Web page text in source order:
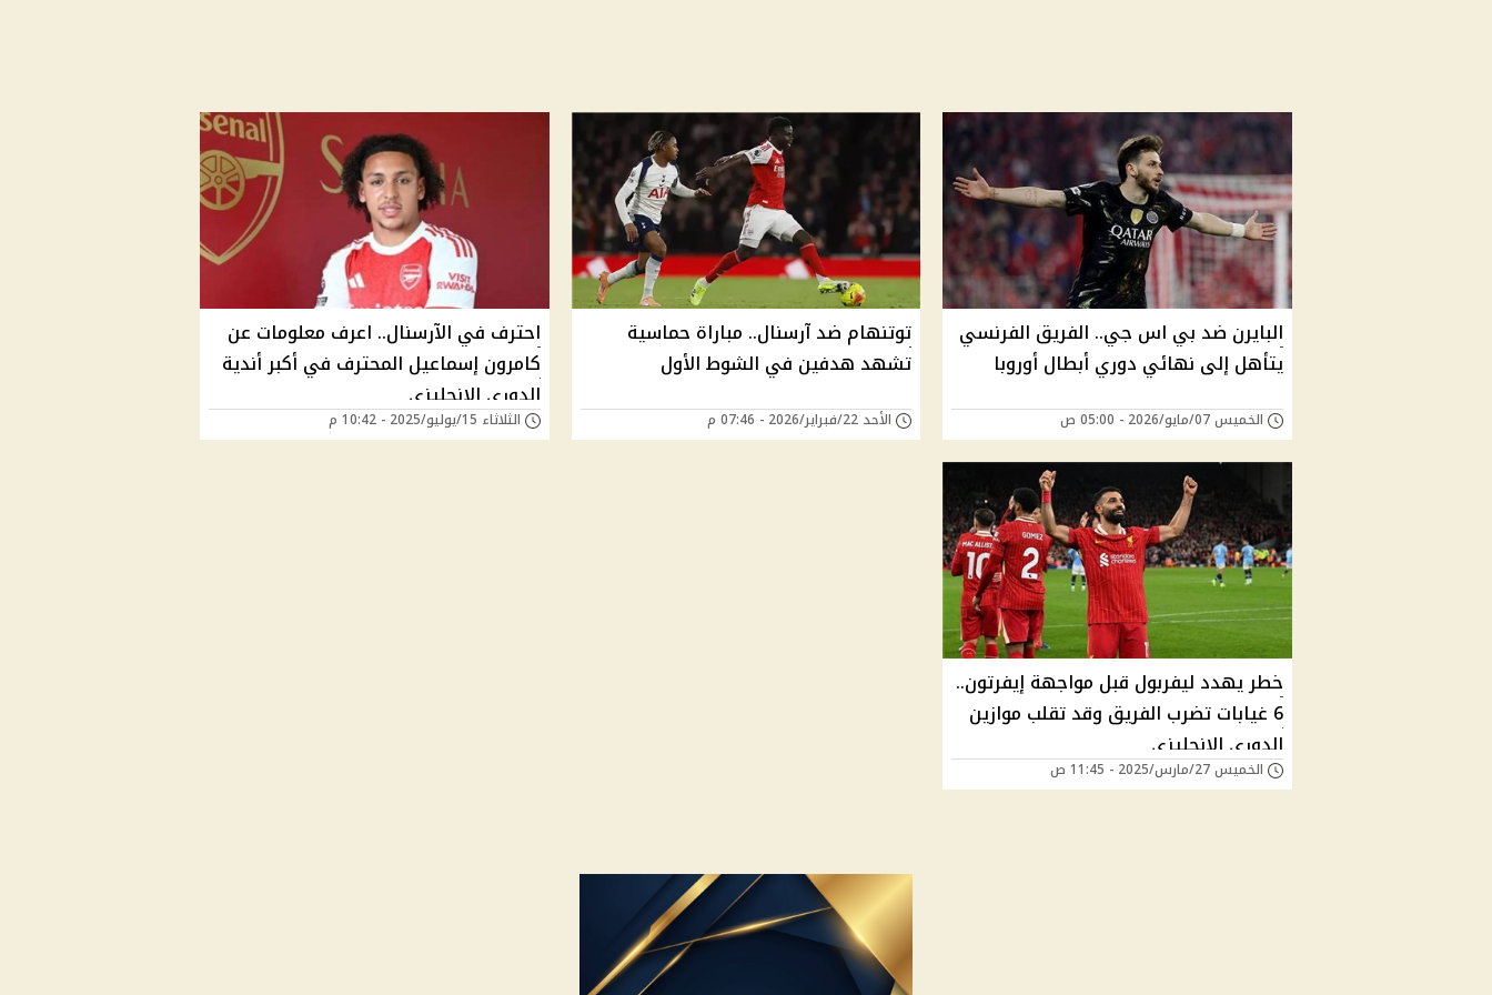
البايرن ضد بي اس جي.. الفريق الفرنسي
يتأهل إلى نهائي دوري أبطال أوروبا
الخميس 07/مايو/2026 - 05:00 ص
توتنهام ضد آرسنال.. مباراة حماسية
تشهد هدفين في الشوط الأول
الأحد 22/فبراير/2026 - 07:46 م
احترف في الآرسنال.. اعرف معلومات عن
كامرون إسماعيل المحترف في أكبر أندية
الدوري الإنجليزي
الثلاثاء 15/يوليو/2025 - 10:42 م
خطر يهدد ليفربول قبل مواجهة إيفرتون..
6 غيابات تضرب الفريق وقد تقلب موازين
الدوري الإنجليزي
الخميس 27/مارس/2025 - 11:45 ص